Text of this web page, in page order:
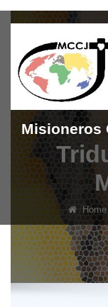
Skip
content
Misioneros
Home